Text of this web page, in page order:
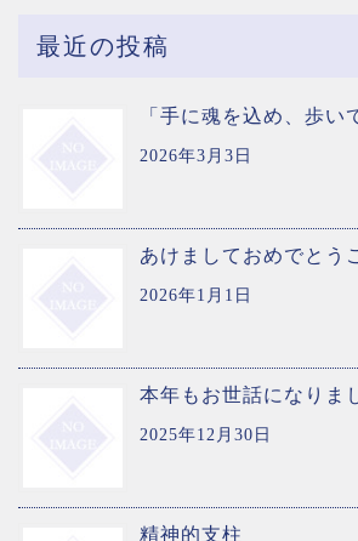
最近の投稿
「手に魂を込め、歩い
2026年3月3日
あけましておめでとう
2026年1月1日
本年もお世話になりま
2025年12月30日
精神的支柱